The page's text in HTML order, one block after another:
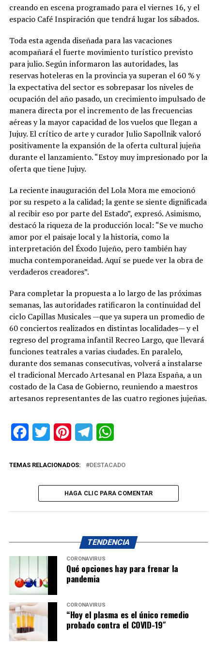
creando en escena programado para el viernes 16, y el
espacio Café Inspiración que tendrá lugar los sábados.
Toda esta agenda diseñada para las vacaciones
acompañará el fuerte movimiento turístico previsto
para julio. Según informaron las autoridades, las
reservas hoteleras en la provincia ya superan el 60 % y
la expectativa del sector es sobrepasar los niveles de
ocupación del año pasado, un crecimiento impulsado de
manera directa por el incremento de las frecuencias
aéreas y la mayor capacidad de los vuelos que llegan a
Jujuy. El crítico de arte y curador Julio Sapollnik valoró
positivamente la expansión de la oferta cultural jujeña
durante el lanzamiento. “Estoy muy impresionado por la
oferta que tiene Jujuy.
La reciente inauguración del Lola Mora me emocionó
por su respeto a la calidad; la gente se siente dignificada
al recibir eso por parte del Estado”, expresó. Asimismo,
destacó la riqueza de la producción local: “Se ve mucho
amor por el paisaje local y la historia, como la
interpretación del Éxodo Jujeño, pero también hay
mucha contemporaneidad. Aquí se puede ver la obra de
verdaderos creadores”.
Para completar la propuesta a lo largo de las próximas
semanas, las autoridades ratificaron la continuidad del
ciclo Capillas Musicales —que ya supera un promedio de
60 conciertos realizados en distintas localidades— y el
regreso del programa infantil Recreo Largo, que llevará
funciones teatrales a varias ciudades. En paralelo,
durante dos semanas consecutivas, volverá a instalarse
el tradicional Mercado Artesanal en Plaza España, a un
costado de la Casa de Gobierno, reuniendo a maestros
artesanos representantes de las cuatro regiones jujeñas.
FacebookTwitter PinterestTelegram
TEMAS RELACIONADOS: DESTACADO
HAGA CLIC PARA COMENTAR
TENDENCIA
CORONAVIRUS
Qué opciones hay para frenar la
pandemia
CORONAVIRUS
“Hoy el plasma es el único remedio
probado contra el COVID-19″